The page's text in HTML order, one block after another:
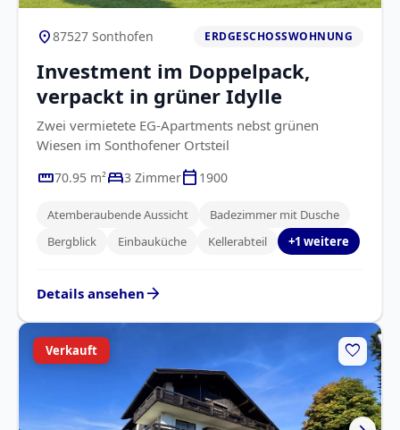
location_on87527 Sonthofen ERDGESCHOSSWOHNUNG
Investment im Doppelpack,
verpackt in grüner Idylle
Zwei vermietete EG-Apartments nebst grünen
Wiesen im Sonthofener Ortsteil
straighten70.95 m²bed3 Zimmercalendar_today 1900
Atemberaubende Aussicht
Badezimmer mit Dusche
Bergblick
Einbauküche Kellerabteil +1 weitere
Details ansehen arrow_forward
Verkauft favorite